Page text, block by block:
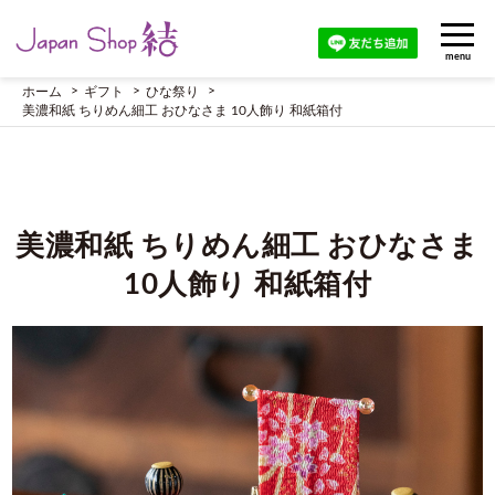
menu
ホーム ギフト
ひな祭り
美濃和紙 ちりめん細工 おひなさま 10人飾り 和紙箱付
美濃和紙 ちりめん細工 おひなさま
10人飾り 和紙箱付